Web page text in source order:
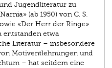
Jugendliteratur zu
(ab 1950) von C. S.
«Der Herr der Ringe»
entstanden etwa
Literatur – insbesondere
Motiventlehnungen und
– hat seitdem eine